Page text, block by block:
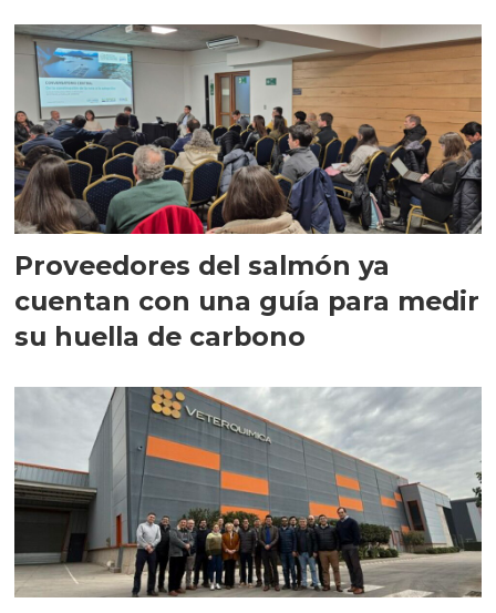
Proveedores del salmón ya
cuentan con una guía para medir
su huella de carbono